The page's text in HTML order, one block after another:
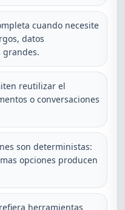
cuando necesite
datos
grandes.
reutilizar el
o conversaciones
son deterministas:
opciones producen
herramientas